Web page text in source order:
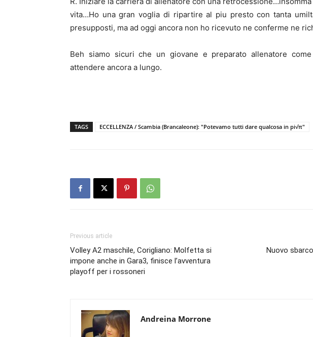
vita…Ho una gran voglia di ripartire al piu presto con tanta
presupposti, ma ad oggi ancora non ho ricevuto ne conferme ne
Beh siamo sicuri che un giovane e preparato allenatore
attendere ancora a lungo.
TAGS ECCELLENZA / Scambia (Brancaleone): "Potevamo tutti dare qualcosa in pi√π"
Previous article
Volley A2 maschile, Corigliano: Molfetta si
impone anche in Gara3, finisce l’avventura
playoff per i rossoneri
Nuovo
Andreina Morrone